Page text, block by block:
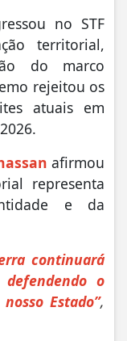
no STF
territorial,
do marco
rejeitou os
atuais em
afirmou
representa
e da
continuará
o
Estado”,